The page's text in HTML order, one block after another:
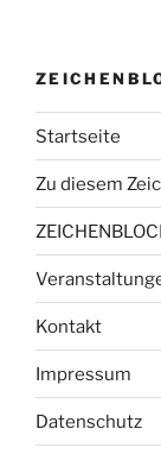
Startseite
Zu diesem
Kontakt
Impressum
Datenschutz